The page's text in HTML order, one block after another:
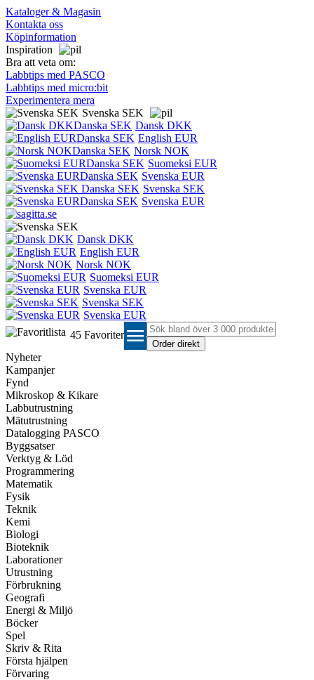
Kataloger & Magasin
Kontakta oss
Köpinformation
Inspiration
Bra att veta om:
Labbtips med PASCO
Labbtips med micro:bit
Experimentera mera
Svenska SEK
Dansk DKK
English EUR
Norsk NOK
Suomeksi EUR
Svenska EUR
Svenska SEK
Svenska EUR
Dansk DKK
English EUR
Norsk NOK
Suomeksi EUR
Svenska EUR
Svenska SEK
Svenska EUR
45 Favoriter menu
Nyheter
Kampanjer
Fynd
Mikroskop & Kikare
Labbutrustning
Mätutrustning
Datalogging PASCO
Byggsatser
Verktyg & Löd
Programmering
Matematik
Fysik
Teknik
Kemi
Biologi
Bioteknik
Laborationer
Utrustning
Förbrukning
Geografi
Energi & Miljö
Böcker
Spel
Skriv & Rita
Första hjälpen
Förvaring